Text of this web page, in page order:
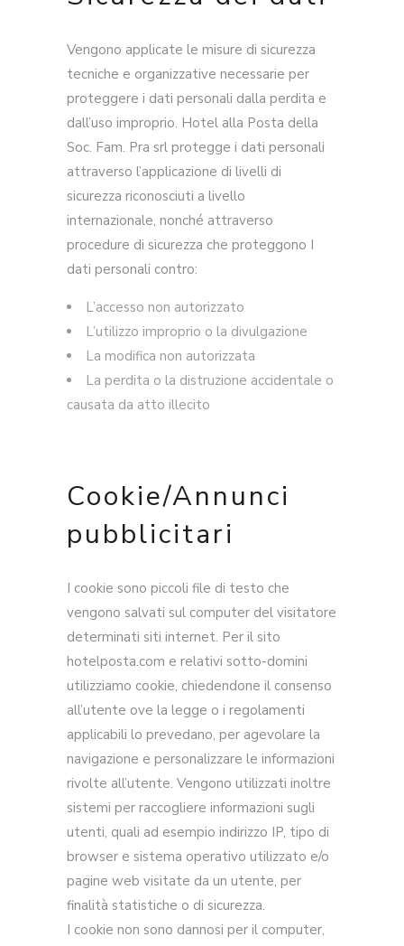
Vengono applicate le misure di sicurezza
tecniche e organizzative necessarie per
proteggere i dati personali dalla perdita e
dall’uso improprio. Hotel alla Posta della
Soc. Fam. Pra srl protegge i dati personali
attraverso l’applicazione di livelli di
sicurezza riconosciuti a livello
internazionale, nonché attraverso
procedure di sicurezza che proteggono I
dati personali contro:
L’accesso non autorizzato
L’utilizzo improprio o la divulgazione
La modifica non autorizzata
La perdita o la distruzione accidentale o
causata da atto illecito
Cookie/Annunci
pubblicitari
I cookie sono piccoli file di testo che
vengono salvati sul computer del visitatore
determinati siti internet. Per il sito
hotelposta.com e relativi sotto-domini
utilizziamo cookie, chiedendone il consenso
all’utente ove la legge o i regolamenti
applicabili lo prevedano, per agevolare la
navigazione e personalizzare le informazioni
rivolte all’utente. Vengono utilizzati inoltre
sistemi per raccogliere informazioni sugli
utenti, quali ad esempio indirizzo IP, tipo di
browser e sistema operativo utilizzato e/o
pagine web visitate da un utente, per
finalità statistiche o di sicurezza.
I cookie non sono dannosi per il computer,